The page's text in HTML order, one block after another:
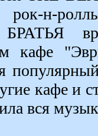
рок-н-
кафе
кафе и
вся